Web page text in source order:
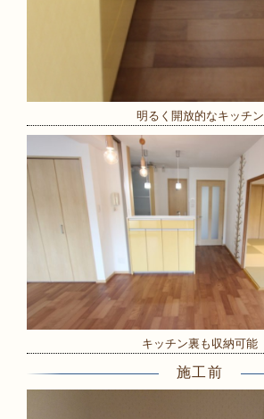
明るく開放的なキッチン
キッチン裏も収納可能
施工前